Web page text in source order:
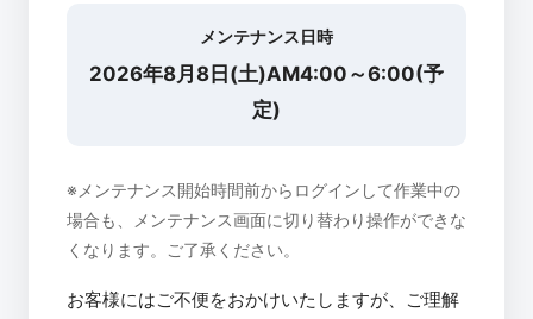
メンテナンス日時
2026年8月8日(土)AM4:00～6:00(予
定)
※メンテナンス開始時間前からログインして作業中の
場合も、メンテナンス画面に切り替わり操作ができな
くなります。ご了承ください。
お客様にはご不便をおかけいたしますが、ご理解